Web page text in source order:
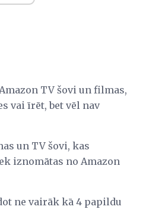
TV šovi un filmas,
vai īrēt, bet vēl nav
un TV šovi, kas
iznomātas no Amazon
ne vairāk kā 4 papildu